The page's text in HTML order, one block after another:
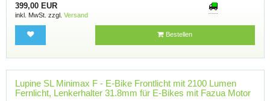
399,00 EUR
inkl. MwSt. zzgl. Versand
Bestellen
Lupine SL Minimax F - E-Bike Frontlicht mit 2100 Lumen
Fernlicht, Lenkerhalter 31.8mm für E-Bikes mit Fazua Motor